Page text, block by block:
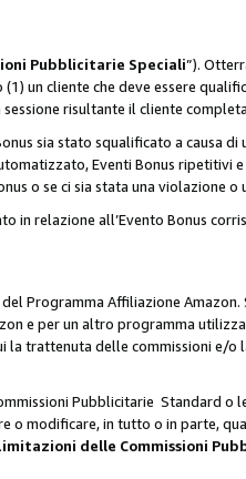
Pubblicitarie Speciali”).
un cliente che deve essere
risultante il cliente
sia stato squalificato a causa
Eventi Bonus ripetitivi e
o se ci sia stata una violazione o
in relazione all’Evento Bonus
Programma Affiliazione Amazon.
e per un altro programma
trattenuta delle commissioni e/o
Pubblicitarie Standard o
modificare, in tutto o in parte,
delle Commissioni